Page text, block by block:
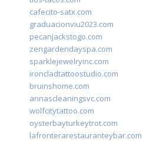
cafecito-satx.com
graduacionviu2023.com
pecanjackstogo.com
zengardendayspa.com
sparklejewelryinc.com
ironcladtattoostudio.com
bruinshome.com
annascleaningsvc.com
wolfcitytattoo.com
oysterbayturkeytrot.com
lafronterarestauranteybar.com